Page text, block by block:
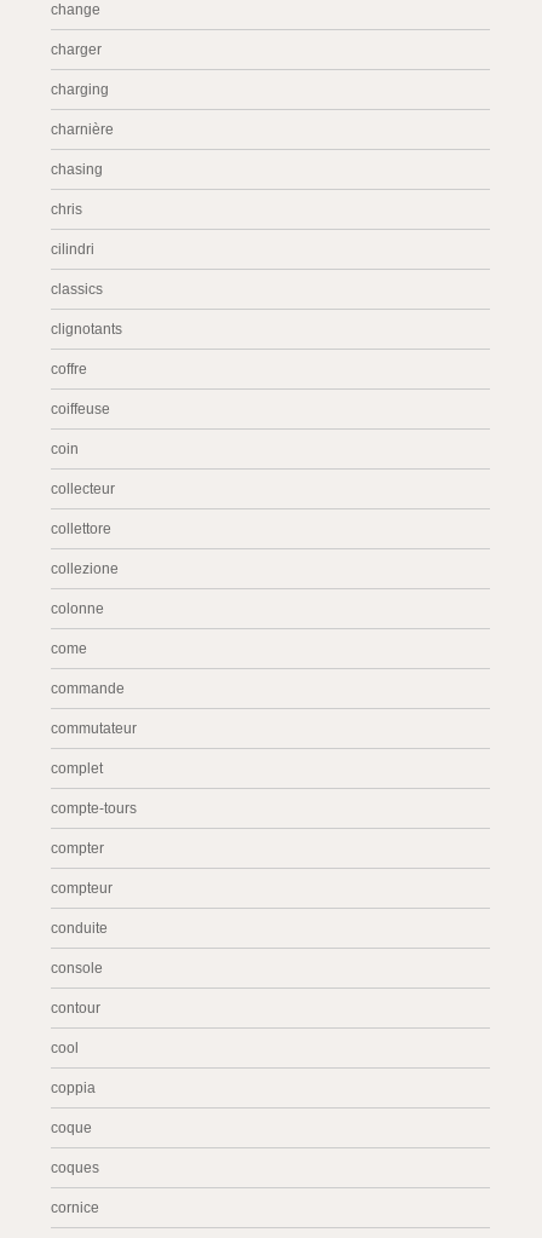
change
charger
charging
charnière
chasing
chris
cilindri
classics
clignotants
coffre
coiffeuse
coin
collecteur
collettore
collezione
colonne
come
commande
commutateur
complet
compte-tours
compter
compteur
conduite
console
contour
cool
coppia
coque
coques
cornice